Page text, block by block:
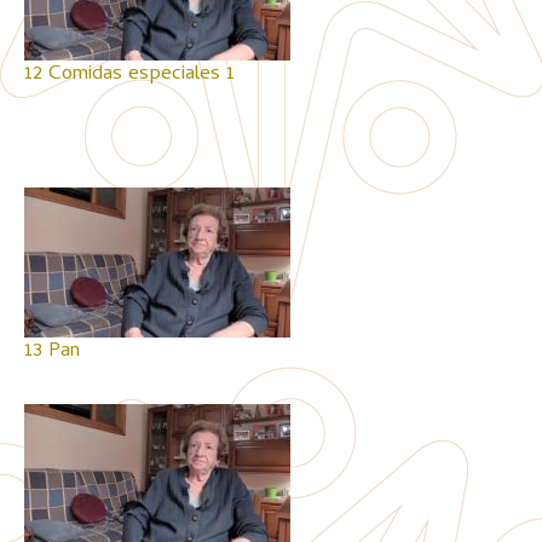
12 Comidas especiales 1
13 Pan